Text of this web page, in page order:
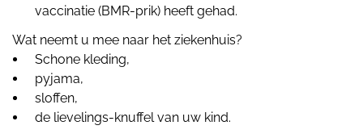
vaccinatie (BMR-prik) heeft gehad.
Wat neemt u mee naar het ziekenhuis?
Schone kleding,
pyjama,
sloffen,
de lievelings-knuffel van uw kind.